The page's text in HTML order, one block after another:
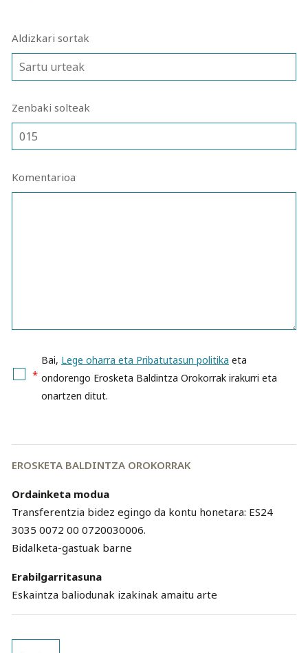
Aldizkari sortak
Zenbaki solteak
Komentarioa
*
Bai, Lege oharra eta Pribatutasun politika eta
ondorengo Erosketa Baldintza Orokorrak irakurri eta
onartzen ditut.
EROSKETA BALDINTZA OROKORRAK
Ordainketa modua
Transferentzia bidez egingo da kontu honetara: ES24
3035 0072 00 0720030006.
Bidalketa-gastuak barne
Erabilgarritasuna
Eskaintza baliodunak izakinak amaitu arte